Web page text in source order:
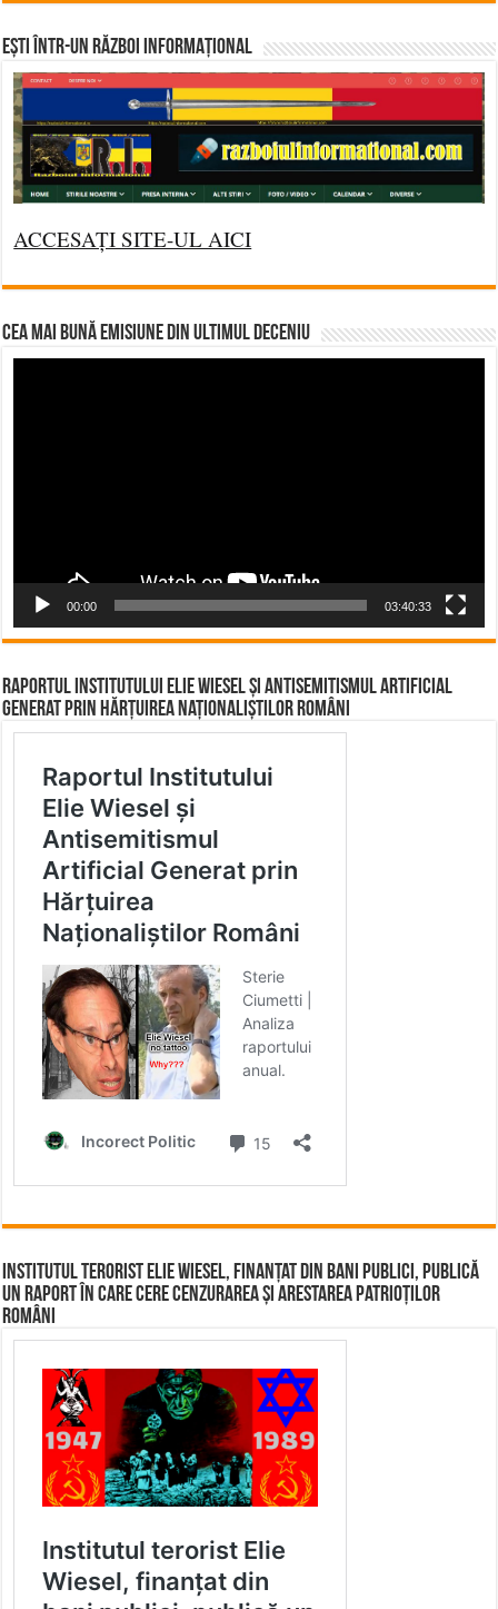
Ești într-un RĂZBOI INFORMAȚIONAL
ACCESAȚI SITE-UL AICI
CEA MAI BUNĂ EMISIUNE DIN ULTIMUL DECENIU
00:00 03:40:33
Raportul Institutului Elie Wiesel și Antisemitismul Artificial
Generat prin Hărțuirea Naționaliștilor Români
Institutul terorist Elie Wiesel, finanțat din bani publici, publică
un raport în care cere cenzurarea și arestarea patrioților
români